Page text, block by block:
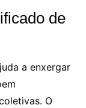
de
a enxergar
O